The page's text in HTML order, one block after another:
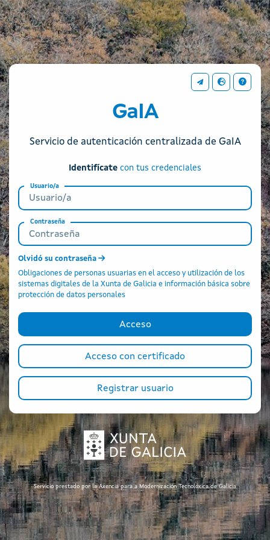
Información de
IdiomaAyuda
GaIA
Servicio de autenticación centralizada de GaIA
Identifícate con tus credenciales
Usuario/a
Contraseña
Olvidó su contraseña
Obligaciones de personas usuarias en el acceso y utilización de los
sistemas digitales de la Xunta de Galicia e información básica sobre
protección de datos personales
Acceso
Acceso
Acceso con certificado
Acceso con certificado
Registrar usuario
Servicio prestado por la Axencia para a Modernización Tecnolóxica de Galicia